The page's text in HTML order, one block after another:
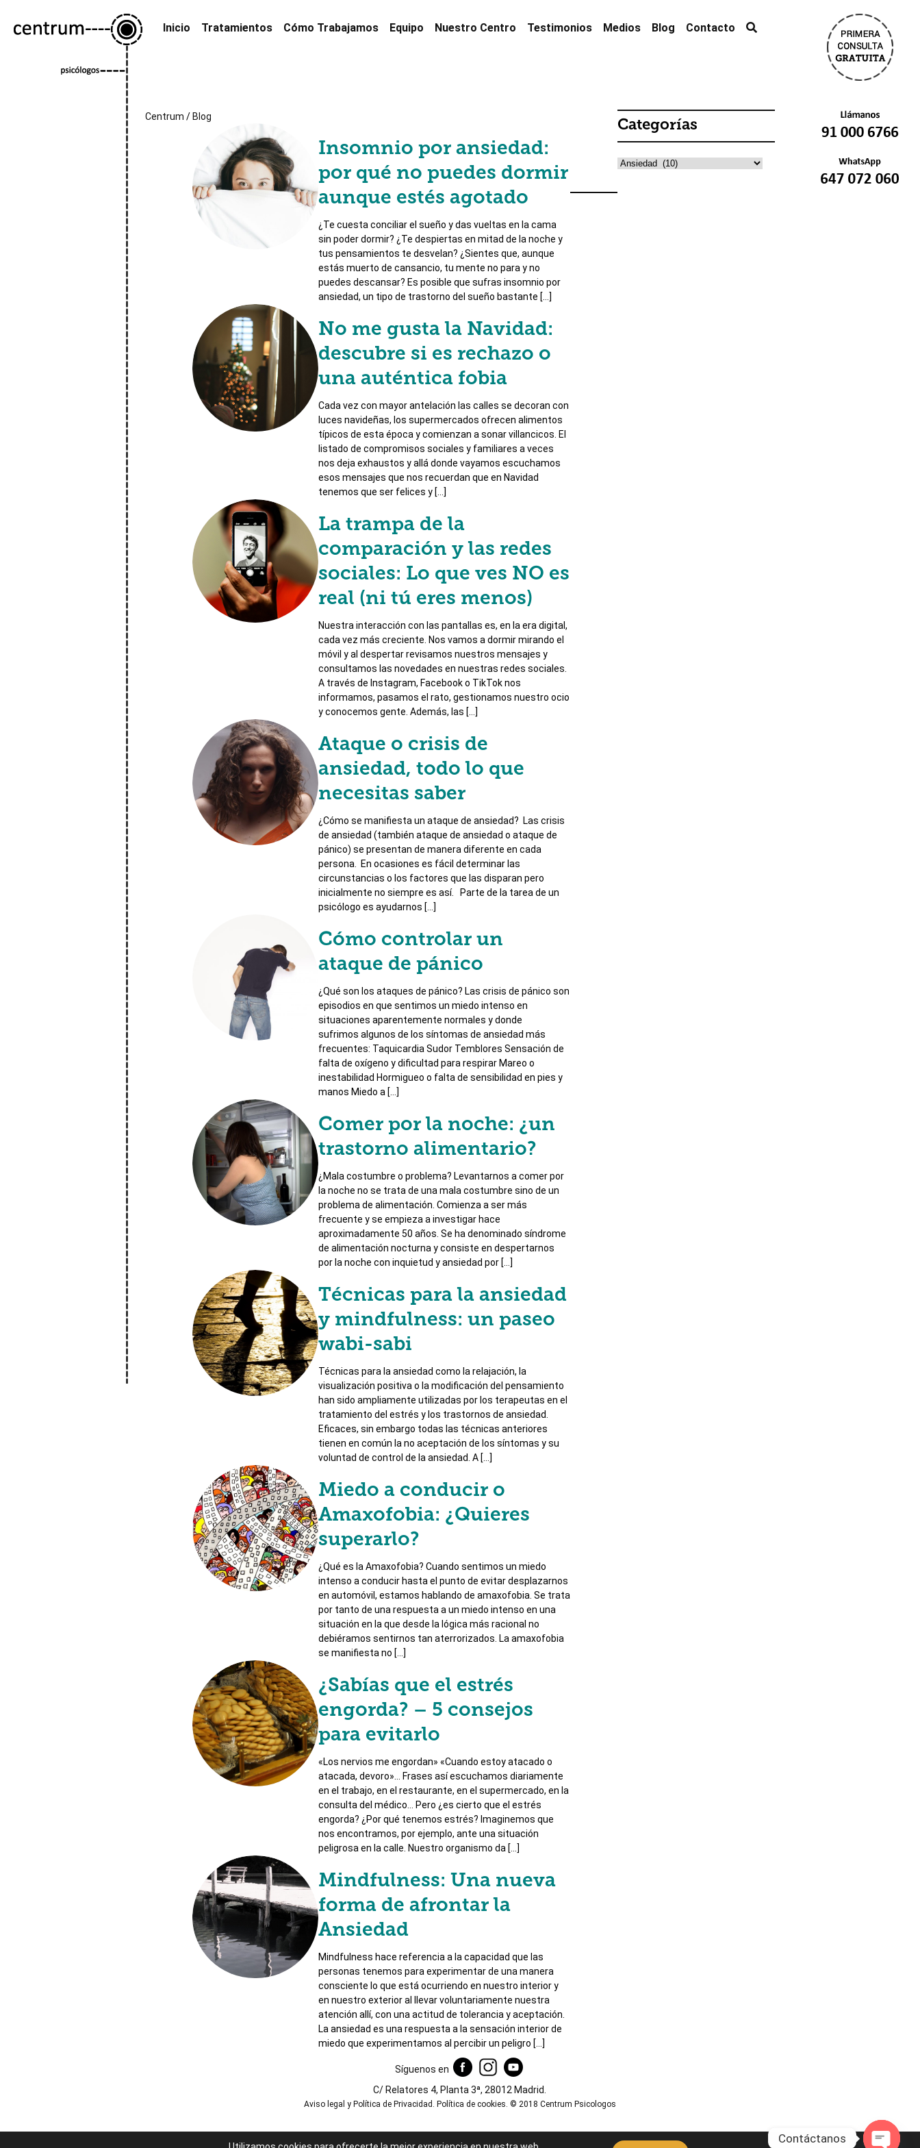
Inicio Tratamientos Cómo Trabajamos Equipo Nuestro Centro Testimonios Medios Blog Contacto
Centrum / Blog
Insomnio por ansiedad:
por qué no puedes dormir
aunque estés agotado
¿Te cuesta conciliar el sueño y das vueltas en la cama
sin poder dormir? ¿Te despiertas en mitad de la noche y
tus pensamientos te desvelan? ¿Sientes que, aunque
estás muerto de cansancio, tu mente no para y no
puedes descansar? Es posible que sufras insomnio por
ansiedad, un tipo de trastorno del sueño bastante […]
No me gusta la Navidad:
descubre si es rechazo o
una auténtica fobia
Cada vez con mayor antelación las calles se decoran con
luces navideñas, los supermercados ofrecen alimentos
típicos de esta época y comienzan a sonar villancicos. El
listado de compromisos sociales y familiares a veces
nos deja exhaustos y allá donde vayamos escuchamos
esos mensajes que nos recuerdan que en Navidad
tenemos que ser felices y […]
La trampa de la
comparación y las redes
sociales: Lo que ves NO es
real (ni tú eres menos)
Nuestra interacción con las pantallas es, en la era digital,
cada vez más creciente. Nos vamos a dormir mirando el
móvil y al despertar revisamos nuestros mensajes y
consultamos las novedades en nuestras redes sociales.
A través de Instagram, Facebook o TikTok nos
informamos, pasamos el rato, gestionamos nuestro ocio
y conocemos gente. Además, las […]
Ataque o crisis de
ansiedad, todo lo que
necesitas saber
¿Cómo se manifiesta un ataque de ansiedad? Las crisis
de ansiedad (también ataque de ansiedad o ataque de
pánico) se presentan de manera diferente en cada
persona. En ocasiones es fácil determinar las
circunstancias o los factores que las disparan pero
inicialmente no siempre es así. Parte de la tarea de un
psicólogo es ayudarnos […]
Cómo controlar un
ataque de pánico
¿Qué son los ataques de pánico? Las crisis de pánico son
episodios en que sentimos un miedo intenso en
situaciones aparentemente normales y donde
sufrimos algunos de los síntomas de ansiedad más
frecuentes: Taquicardia Sudor Temblores Sensación de
falta de oxígeno y dificultad para respirar Mareo o
inestabilidad Hormigueo o falta de sensibilidad en pies y
manos Miedo a […]
Comer por la noche: ¿un
trastorno alimentario?
¿Mala costumbre o problema? Levantarnos a comer por
la noche no se trata de una mala costumbre sino de un
problema de alimentación. Comienza a ser más
frecuente y se empieza a investigar hace
aproximadamente 50 años. Se ha denominado síndrome
de alimentación nocturna y consiste en despertarnos
por la noche con inquietud y ansiedad por […]
Técnicas para la ansiedad
y mindfulness: un paseo
wabi-sabi
Técnicas para la ansiedad como la relajación, la
visualización positiva o la modificación del pensamiento
han sido ampliamente utilizadas por los terapeutas en el
tratamiento del estrés y los trastornos de ansiedad.
Eficaces, sin embargo todas las técnicas anteriores
tienen en común la no aceptación de los síntomas y su
voluntad de control de la ansiedad. A […]
Miedo a conducir o
Amaxofobia: ¿Quieres
superarlo?
¿Qué es la Amaxofobia? Cuando sentimos un miedo
intenso a conducir hasta el punto de evitar desplazarnos
en automóvil, estamos hablando de amaxofobia. Se trata
por tanto de una respuesta a un miedo intenso en una
situación en la que desde la lógica más racional no
debiéramos sentirnos tan aterrorizados. La amaxofobia
se manifiesta no […]
¿Sabías que el estrés
engorda? – 5 consejos
para evitarlo
«Los nervios me engordan» «Cuando estoy atacado o
atacada, devoro»… Frases así escuchamos diariamente
en el trabajo, en el restaurante, en el supermercado, en la
consulta del médico… Pero ¿es cierto que el estrés
engorda? ¿Por qué tenemos estrés? Imaginemos que
nos encontramos, por ejemplo, ante una situación
peligrosa en la calle. Nuestro organismo da […]
Mindfulness: Una nueva
forma de afrontar la
Ansiedad
Mindfulness hace referencia a la capacidad que las
personas tenemos para experimentar de una manera
consciente lo que está ocurriendo en nuestro interior y
en nuestro exterior al llevar voluntariamente nuestra
atención allí, con una actitud de tolerancia y aceptación.
La ansiedad es una respuesta a la sensación interior de
miedo que experimentamos al percibir un peligro […]
Categorías
Síguenos en
C/ Relatores 4, Planta 3ª, 28012 Madrid.
Aviso legal y Política de Privacidad . Política de cookies. © 2018 Centrum Psicologos
Contáctanos